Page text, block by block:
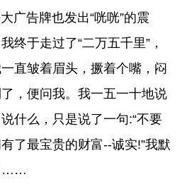
广告牌也发出“咣咣”的震
于走过了“二万五千里”，
直皱着眉头，撅着个嘴，闷
，便问我。我一五一十地说
什么，只是说了一句:“不要
了最宝贵的财富--诚实!”我默
……